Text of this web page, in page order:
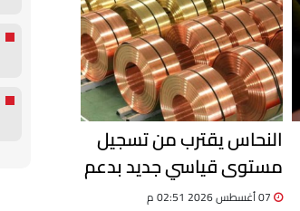
النحاس يقترب من تسجيل
مستوى قياسي جديد بدعم
من تراجع المعروض عالميًا
07 أغسطس 2026 02:51 م